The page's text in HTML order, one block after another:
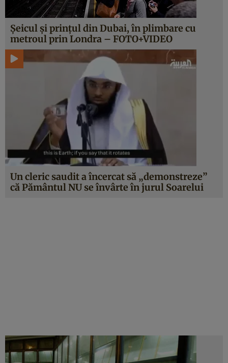
Şeicul şi prinţul din Dubai, în plimbare cu
metroul prin Londra – FOTO+VIDEO
Un cleric saudit a încercat să „demonstreze”
că Pământul NU se învârte în jurul Soarelui